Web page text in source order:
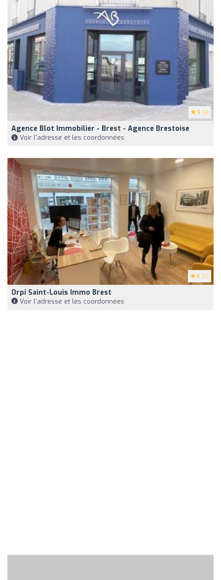
5 (4)
Agence Blot Immobilier - Brest - Agence Brestoise
Voir l'adresse et les coordonnées
5 (5)
Orpi Saint-Louis Immo Brest
Voir l'adresse et les coordonnées